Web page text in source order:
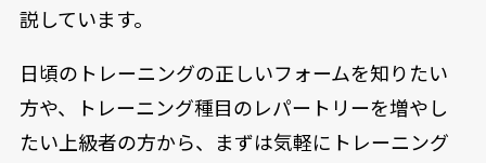
説しています。
日頃のトレーニングの正しいフォームを知りたい
方や、トレーニング種目のレパートリーを増やし
たい上級者の方から、まずは気軽にトレーニング